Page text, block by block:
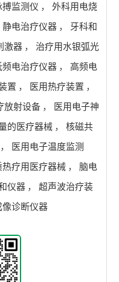
搏监测仪 ，
外科用电烧
静电治疗仪器 ，
牙科和
激器 ，
治疗用水银弧光
频电治疗仪器 ，
高频电
置 ， 医用热疗装置 ，
放射设备 ，
医用电子神
的医疗器械 ，
核磁共
，
医用电子温度监测
疗用医疗器械 ，
脑电
仪器 ，
超声波治疗装
像诊断仪器